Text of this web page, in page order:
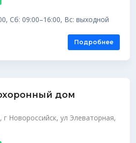
Сб: 09:00–16:00, Вс: выходной
Подробнее
дом
г Новороссийск, ул Элеваторная,